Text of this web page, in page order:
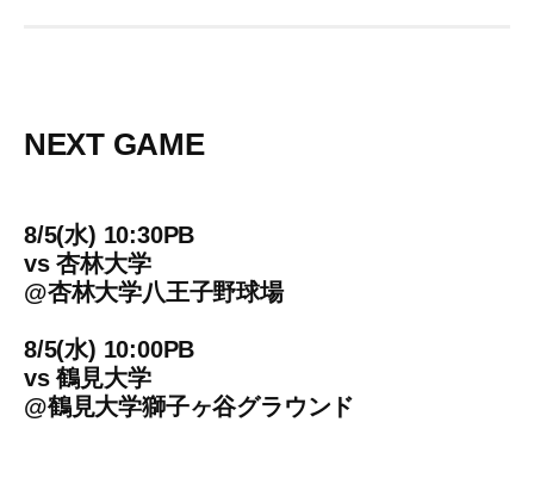
NEXT GAME
8/5(水) 10:30PB
vs杏林大学
@杏林大学八王子野球場
8/5(水) 10:00PB
vs鶴見大学
@鶴見大学獅子ヶ谷グラウンド